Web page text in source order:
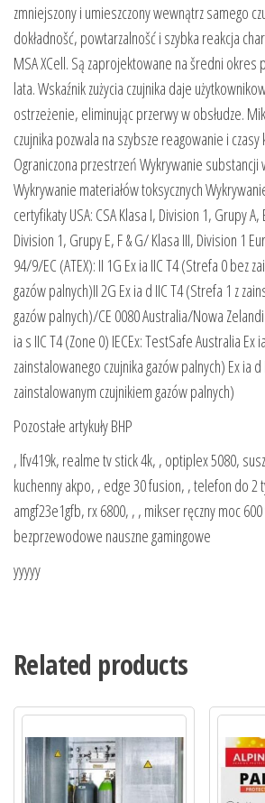
zmniejszony i umieszczony wewnątrz samego
dokładnošć, powtarzalnošć i szybka reakcja
MSA XCell. Są zaprojektowane na šredni okres
lata. Wskaźnik zużycia czujnika daje
ostrzeżenie, eliminując przerwy w obsłudze.
czujnika pozwala na szybsze reagowanie i
Ograniczona przestrzeń Wykrywanie substancji
Wykrywanie materiałów toksycznych
certyfikaty USA: CSA Klasa I, Division 1, Grupy A,
Division 1, Grupy E, F & G/ Klasa III, Division 1
94/9/EC (ATEX): II 1G Ex ia IIC T4 (Strefa 0 bez
gazów palnych)II 2G Ex ia d IIC T4 (Strefa 1 z
gazów palnych)/CE 0080 Australia/Nowa
ia s IIC T4 (Zone 0) IECEx: TestSafe Australia Ex
zainstalowanego czujnika gazów palnych) Ex ia
zainstalowanym czujnikiem gazów palnych)
Pozostałe artykuły BHP
, lfv419k, realme tv stick 4k, , optiplex 5080,
kuchenny akpo, , edge 30 fusion, , telefon do 2
amgf23e1gfb, rx 6800, , , mikser ręczny moc 600
bezprzewodowe nauszne gamingowe
yyyyy
Related products